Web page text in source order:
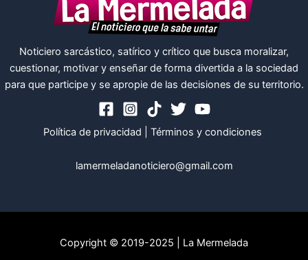
Noticiero sarcástico, satírico y crítico que busca moralizar,
cuestionar, motivar y enseñar de forma divertida a la sociedad
para que participe y se apropie de las decisiones de su territorio.
Política de privacidad Términos y condiciones
lamermeladanoticiero@gmail.com
Copyright © 2019-2025 | La Mermelada